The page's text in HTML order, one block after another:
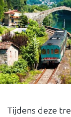
Tijdens deze